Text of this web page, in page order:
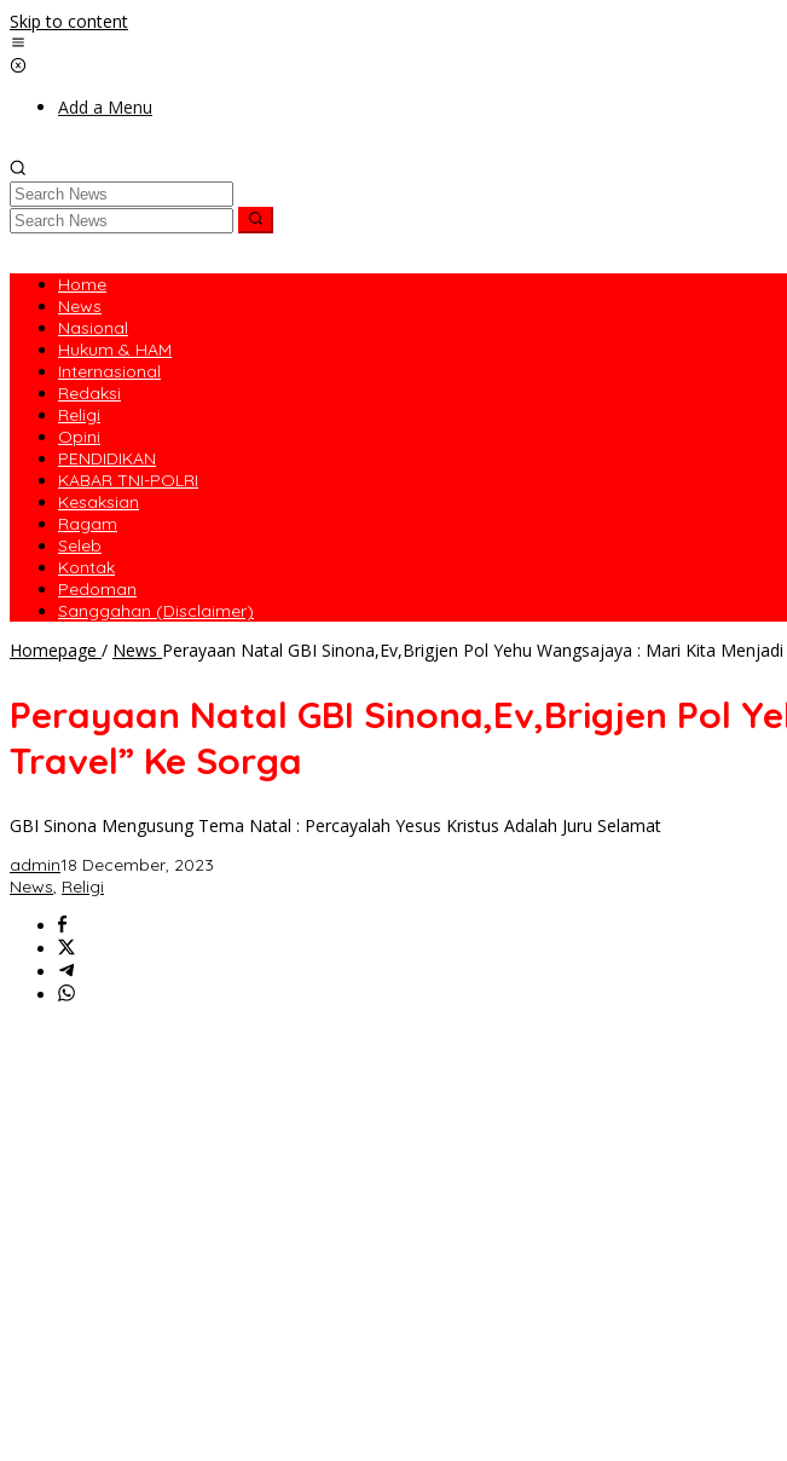
Skip to content
Add a Menu
Home
News
Nasional
Hukum & HAM
Internasional
Redaksi
Religi
Opini
PENDIDIKAN
KABAR TNI-POLRI
Kesaksian
Ragam
Seleb
Kontak
Pedoman
Sanggahan (Disclaimer)
Homepage / News Perayaan Natal GBI Sinona,Ev,Brigjen Pol Yehu Wangsajaya : Mari Kita
Perayaan Natal GBI Sinona,Ev,Brigjen Pol
Travel” Ke Sorga
GBI Sinona Mengusung Tema Natal : Percayalah Yesus Kristus Adalah Juru Selamat
admin18 December, 2023
News, Religi